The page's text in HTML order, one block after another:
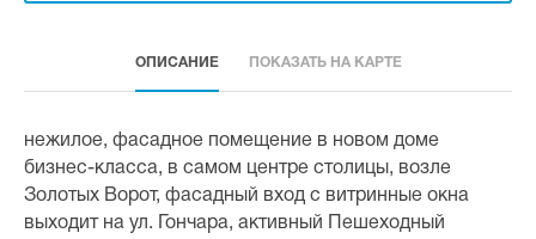
ОПИСАНИЕ ПОКАЗАТЬ НА КАРТЕ
нежилое, фасадное помещение в новом доме
бизнес-класса, в самом центре столицы, возле
Золотых Ворот, фасадный вход с витринные окна
выходит на ул. Гончара, активный Пешеходный